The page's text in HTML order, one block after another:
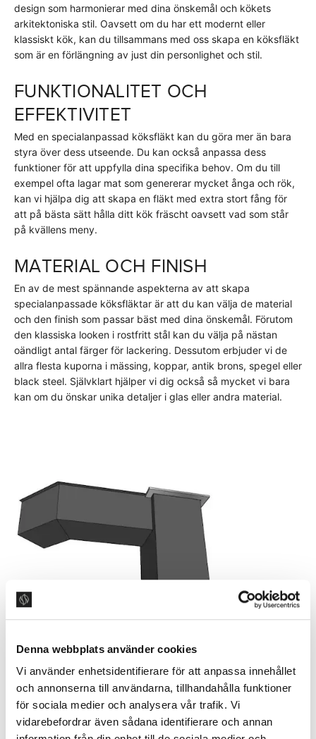
Denna webbplats använder cookies
Vi använder enhetsidentifierare för att anpassa innehållet
och annonserna till användarna, tillhandahålla funktioner
för sociala medier och analysera vår trafik. Vi
vidarebefordrar även sådana identifierare och annan
design som harmonierar med dina önskemål och kökets
arkitektoniska stil. Oavsett om du har ett modernt eller
klassiskt kök, kan du tillsammans med oss skapa en köksfläkt
som är en förlängning av just din personlighet och stil.
FUNKTIONALITET OCH
EFFEKTIVITET
Med en specialanpassad köksfläkt kan du göra mer än bara
styra över dess utseende. Du kan också anpassa dess
funktioner för att uppfylla dina specifika behov. Om du till
exempel ofta lagar mat som genererar mycket ånga och rök,
kan vi hjälpa dig att skapa en fläkt med extra stort fång för
att på bästa sätt hålla ditt kök fräscht oavsett vad som står
på kvällens meny.
MATERIAL OCH FINISH
En av de mest spännande aspekterna av att skapa
specialanpassade köksfläktar är att du kan välja de material
och den finish som passar bäst med dina önskemål. Förutom
den klassiska looken i rostfritt stål kan du välja på nästan
oändligt antal färger för lackering. Dessutom erbjuder vi de
allra flesta kuporna i mässing, koppar, antik brons, spegel eller
black steel. Självklart hjälper vi dig också så mycket vi bara
kan om du önskar unika detaljer i glas eller andra material.
Med vår flexibilitet kan vi även skapa unika specialkanaler efter
önskemål.